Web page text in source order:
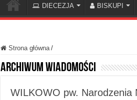
DIECEZJA BISKUPI
Strona główna /
Archiwum wiadomości
WILKOWO pw. Narodzenia